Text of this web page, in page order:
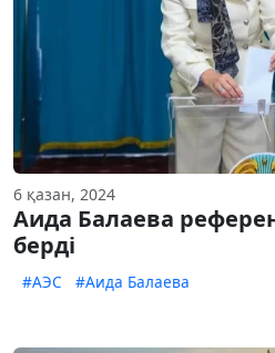
6 қазан, 2024
Аида Балаева
берді
#АЭС #Аида Балаева